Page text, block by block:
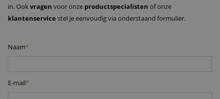
in. Ookvragen voor onze productspecialisten of onze
klantenservice stel je eenvoudig via onderstaand formulier.
Naam*
E-mail*